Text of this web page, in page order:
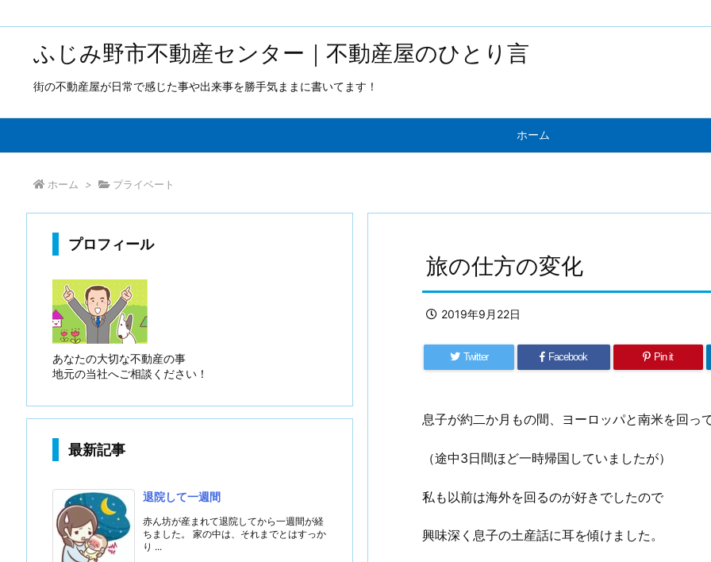
ふじみ野市不動産センター｜不動産屋のひとり言
街の不動産屋が日常で感じた事や出来事を勝手気ままに書いてます！
ホーム
ホーム > プライベート
旅の仕方の変化
2019年9月22日
Twitter Facebook Pin it
息子が約二か月もの間、ヨーロッパと南米を回っ
（途中3日間ほど一時帰国していましたが）
私も以前は海外を回るのが好きでしたので
興味深く息子の土産話に耳を傾けました。
プロフィール
あなたの大切な不動産の事
地元の当社へご相談ください！
最新記事
退院して一週間
赤ん坊が産まれて退院してから一週間が経
ちました。 家の中は、それまでとはすっか
り ...